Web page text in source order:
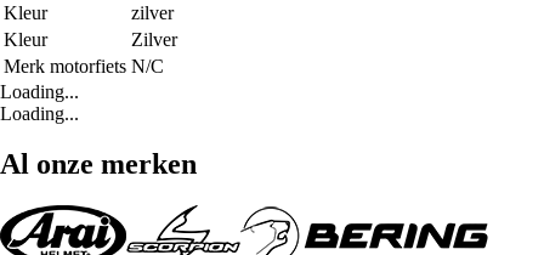
Kleur
zilver
Kleur
Zilver
Merk motorfiets N/C
Loading...
Loading...
Al onze merken